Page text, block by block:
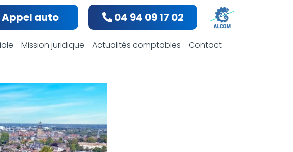
Appel auto 04 94 09 17 02
Mission juridique Actualités comptables Contact